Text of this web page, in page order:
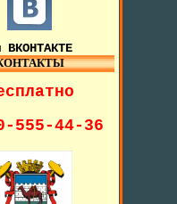
ВКОНТАКТЕ
555-44-36